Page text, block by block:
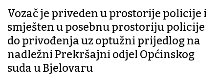
Vozač je priveden u prostorije policije i
smješten u posebnu prostoriju policije
do privođenja uz optužni prijedlog na
nadležni Prekršajni odjel Općinskog
suda u Bjelovaru